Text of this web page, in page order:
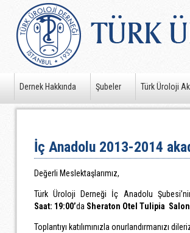
Dernek Hakkında Şubeler Türk Üroloji
İç Anadolu 2013-2014
Değerli Meslektaşlarımız,
Türk Üroloji Derneği İç Anadolu
Saat: 19:00’da Sheraton Otel Tulipia
Toplantıyı katılımınızla onurlandırmanızı